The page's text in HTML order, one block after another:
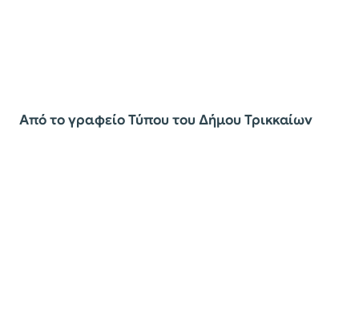
Από το γραφείο Τύπου του Δήμου Τρικκαίων